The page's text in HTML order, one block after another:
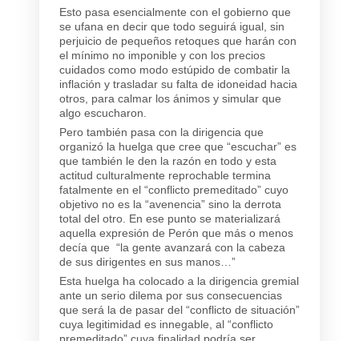
Esto pasa esencialmente con el gobierno que
se ufana en decir que todo seguirá igual, sin
perjuicio de pequeños retoques que harán con
el mínimo no imponible y con los precios
cuidados como modo estúpido de combatir la
inflación y trasladar su falta de idoneidad hacia
otros, para calmar los ánimos y simular que
algo escucharon.
Pero también pasa con la dirigencia que
organizó la huelga que cree que “escuchar” es
que también le den la razón en todo y esta
actitud culturalmente reprochable termina
fatalmente en el “conflicto premeditado” cuyo
objetivo no es la “avenencia” sino la derrota
total del otro. En ese punto se materializará
aquella expresión de Perón que más o menos
decía que “la gente avanzará con la cabeza
de sus dirigentes en sus manos…”
Esta huelga ha colocado a la dirigencia gremial
ante un serio dilema por sus consecuencias
que será la de pasar del “conflicto de situación”
cuya legitimidad es innegable, al “conflicto